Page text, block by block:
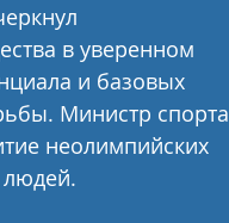
в уверенном
и базовых
Министр спорта
неолимпийских